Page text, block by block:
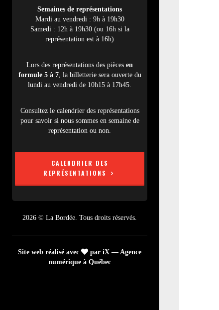
Semaines de représentations
Mardi au vendredi : 9h à 19h30
Samedi : 12h à 19h30 (ou 16h si la
représentation est à 16h)
Lors des représentations des pièces en
formule 5 à 7, la billetterie sera ouverte du
lundi au vendredi de 10h15 à 17h45.
Consultez le calendrier des représentations
pour savoir si nous sommes en semaine de
représentation ou non.
CALENDRIER DES
REPRÉSENTATIONS
2026 © La Bordée. Tous droits réservés.
Site web réalisé avec
par iX — Agence
numérique à Québec